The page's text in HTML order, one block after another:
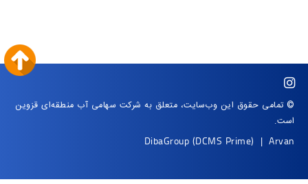
© تمامی حقوق این وب‌سایت، متعلق به شرکت سهامی آب منطقه‌ای قزوین
است.
DibaGroup (DCMS Prime) |Arvan